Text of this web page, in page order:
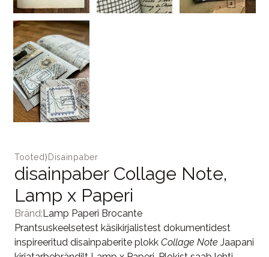
Tooted⟩Disainpaber
disainpaber Collage Note,
Lamp x Paperi
Bränd:Lamp Paperi Brocante
Prantsuskeelsetest käsikirjalistest dokumentidest
inspireeritud disainpaberite plokk Collage Note Jaapani